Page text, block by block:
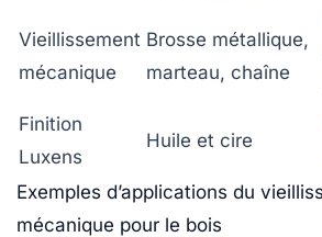
Vieillissement
mécanique
Brosse métallique,
marteau, chaîne
Finition
Luxens
Huile et cire
Exemples d’applications du
mécanique pour le bois